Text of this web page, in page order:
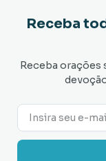
Receba
Receba orações